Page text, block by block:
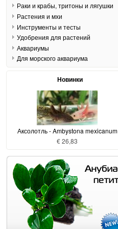
Раки и крабы, тритоны и лягушки
Растения и мхи
Инструменты и тесты
Удобрения для растений
Аквариумы
Для морского аквариума
Новинки
Аксолотль - Ambystona mexicanum
€ 26,83